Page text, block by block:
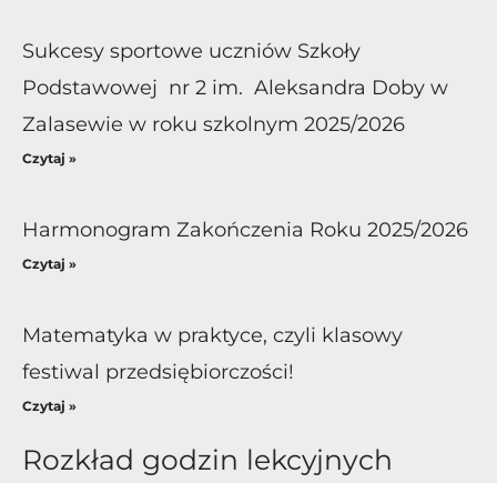
Sukcesy sportowe uczniów Szkoły
Podstawowej nr 2 im. Aleksandra Doby w
Zalasewie w roku szkolnym 2025/2026
Czytaj »
Harmonogram Zakończenia Roku 2025/2026
Czytaj »
Matematyka w praktyce, czyli klasowy
festiwal przedsiębiorczości!
Czytaj »
Rozkład godzin lekcyjnych